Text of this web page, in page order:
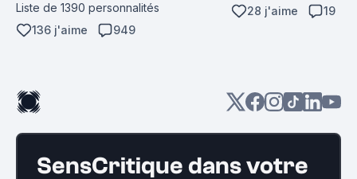
Liste de 1390 personnalités
136 j'aime
949
28 j'aime
19
SensCritique dans votre